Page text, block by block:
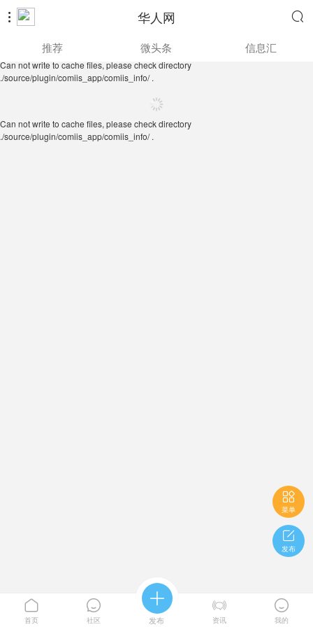
 华人网 
./source/plugin/comiis_app/comiis_info/ .
推荐 微头条 信息汇
Can not write to cache files, please check directory
./source/plugin/comiis_app/comiis_info/ .

菜单

发布

首页

社区

发布

资讯

我的
Can not write to cache files, please check directory
./source/plugin/comiis_app/comiis_info/ .